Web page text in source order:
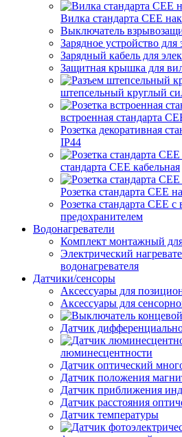
Вилка стандарта CEE
Выключатель
Зарядное устройство для
Зарядный кабель для
Защитная крышка для
штепсельный круглый
встроенная стандарта
Розетка декоративная
IP44
стандарта СЕЕ кабельная
Розетка стандарта СЕЕ
Розетка стандарта СЕЕ
предохранителем
Водонагреватели
Комплект монтажный
Электрический
водонагревателя
Датчики/сенсоры
Аксессуары для
Аксессуары для
Датчик
люминесцентности
Датчик оптический
Датчик положения
Датчик приближения
Датчик расстояния
Датчик температуры